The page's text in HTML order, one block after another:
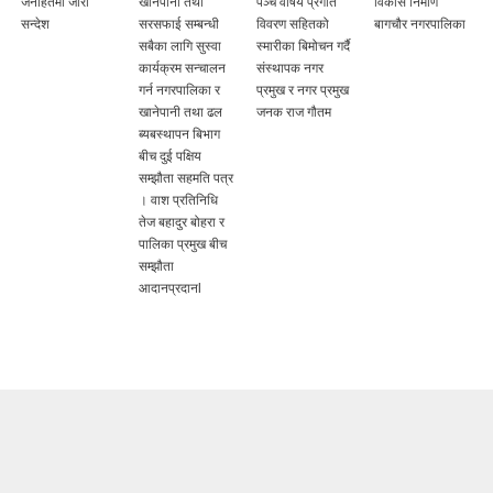
सन्देश
सरसफाई सम्बन्धी
सबैका लागि सुस्वा
कार्यक्रम सन्चालन
गर्न नगरपालिका र
खानेपानी तथा ढल
ब्यबस्थापन बिभाग
बीच दुई पक्षिय
सम्झौता सहमति पत्र
। वाश प्रतिनिधि
तेज बहादुर बोहरा र
पालिका प्रमुख बीच
सम्झौता
आदानप्रदानl
विवरण सहितको
स्मारीका बिमोचन गर्दै
संस्थापक नगर
प्रमुख र नगर प्रमुख
जनक राज गौतम
बागचौर नगरपालिका